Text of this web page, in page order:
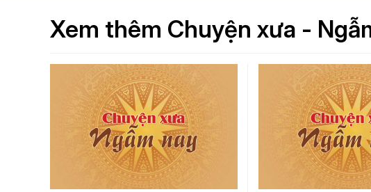
Xem thêm Chuyện xưa -